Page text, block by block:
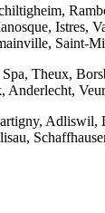
Saint-
Theux,